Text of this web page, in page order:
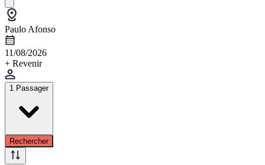
Paulo Afonso
11/08/2026
+ Revenir
1 Passager
Rechercher